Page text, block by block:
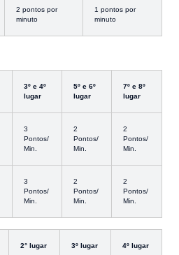
2 pontos por
minuto
1 pontos por
minuto
3º e 4º
lugar
5º e 6º
lugar
7º e 8º
lugar
3
Pontos/
Min.
2
Pontos/
Min.
2
Pontos/
Min.
3
Pontos/
Min.
2
Pontos/
Min.
2
Pontos/
Min.
2° lugar 3º lugar 4º lugar